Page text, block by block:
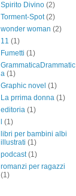
Spirito Divino (2)
Torment-Spot (2)
wonder woman (2)
11 (1)
Fumetti (1)
GrammaticaDrammatic
a (1)
Graphic novel (1)
La prrima donna (1)
editoria (1)
l (1)
libri per bambini albi
illustrati (1)
podcast (1)
romanzi per ragazzi
(1)